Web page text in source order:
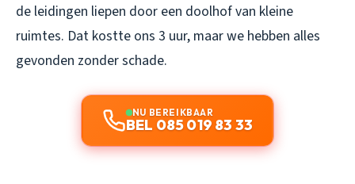
de leidingen liepen door een doolhof van kleine
ruimtes. Dat kostte ons 3 uur, maar we hebben alles
gevonden zonder schade.
NU BEREIKBAAR
BEL 085 019 83 33